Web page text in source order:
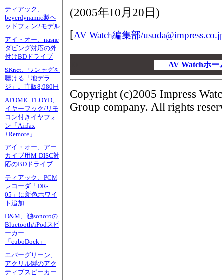
ティアック、
beyerdynamic製ヘ
ッドフォン2モデル
アイ・オー、nasne
ダビング対応の外
付けBDドライブ
SKnet、ワンセグを
聴ける「地デラ
ジ」。直販8,980円
ATOMIC FLOYD、
イヤーフック/リモ
コン付きイヤフォ
ン「AirJax
+Remote」
アイ・オー、アー
カイブ用M-DISC対
応のBDドライブ
ティアック、PCM
レコーダ「DR-
05」に新色ホワイ
ト追加
D&M、独sonoroの
Bluetooth/iPodスピ
ーカー
「cuboDock」
エバーグリーン、
アクリル製のアク
ティブスピーカー
(2005年10月20日 )
[AV Watch編集部/
AV Watchホ
Copyright (c)2005 Impress
Group company. All rights